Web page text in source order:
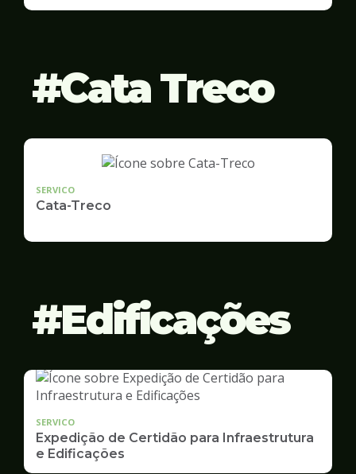
Cata Treco
SERVICO
Cata-Treco
Edificações
SERVICO
Expedição de Certidão para Infraestrutura
e Edificações